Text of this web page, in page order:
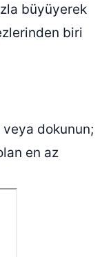
büyüyerek
biri
veya dokunun;
en az